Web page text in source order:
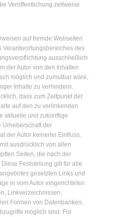
Veröffentlichung zeitweise
auf fremde Webseiten
Verantwortungsbereiches des
ausschließlich
der Autor von den Inhalten
möglich und zumutbar wäre,
Inhalte zu verhindern.
dass zum Zeitpunkt der
auf den zu verlinkenden
aktuelle und zukünftige
Urheberschaft der
der Autor keinerlei Einfluss.
ausdrücklich von allen
Seiten, die nach der
Feststellung gilt für alle
gesetzten Links und
in vom Autor eingerichteten
Linkverzeichnissen,
Formen von Datenbanken,
möglich sind. Für